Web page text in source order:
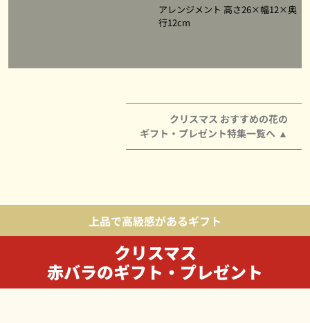
アレンジメント 高さ26×幅12×奥
行12cm
クリスマス おすすめの花の
ギフト・プレゼント特集一覧へ
上品で高級感があるギフト
クリスマス
赤バラのギフト・プレゼント